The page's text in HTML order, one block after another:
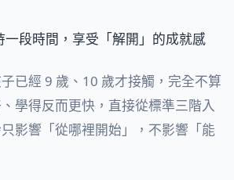
一段時間，享受「解開」的成就感
已經 9 歲、10 歲才接觸，完全不算
學得反而更快，直接從標準三階入
影響「從哪裡開始」，不影響「能